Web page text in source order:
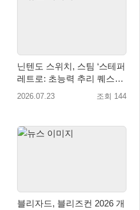
닌텐도 스위치, 스팀 ‘스테퍼
레트로: 초능력 추리 퀘스트’
2026년 7월 23일 글로벌 정
2026.07.23 조회 144
블리자드, 블리즈컨 2026 개